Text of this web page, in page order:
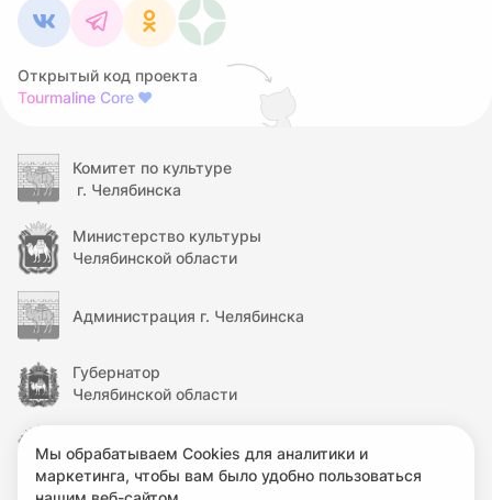
Открытый код проекта
Tourmaline Core ❤
Комитет по культуре
г. Челябинска
Министерство культуры
Челябинской области
Администрация г. Челябинска
Губернатор
Челябинской области
Челябинской области
Мы обрабатываем Cookies для аналитики и
маркетинга, чтобы вам было удобно пользоваться